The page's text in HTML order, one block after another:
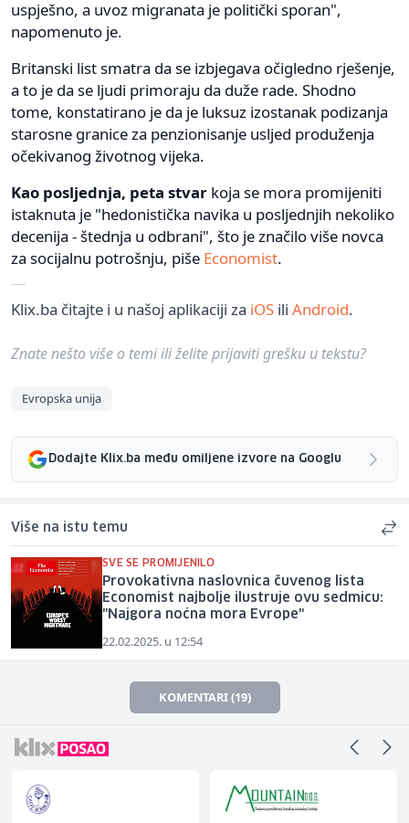
uspješno, a uvoz migranata je politički sporan",
napomenuto je.
Britanski list smatra da se izbjegava očigledno rješenje,
a to je da se ljudi primoraju da duže rade. Shodno
tome, konstatirano je da je luksuz izostanak podizanja
starosne granice za penzionisanje usljed produženja
očekivanog životnog vijeka.
Kao posljednja, peta stvar koja se mora promijeniti
istaknuta je "hedonistička navika u posljednjih nekoliko
decenija - štednja u odbrani", što je značilo više novca
za socijalnu potrošnju, piše Economist.
Klix.ba čitajte i u našoj aplikaciji za iOS ili Android.
Znate nešto više o temi ili želite prijaviti grešku u tekstu?
Evropska unija
Dodajte Klix.ba među omiljene izvore na Googlu
Više na istu temu
SVE SE PROMIJENILO
Provokativna naslovnica čuvenog lista
Economist najbolje ilustruje ovu sedmicu:
"Najgora noćna mora Evrope"
22.02.2025. u 12:54
KOMENTARI (19)